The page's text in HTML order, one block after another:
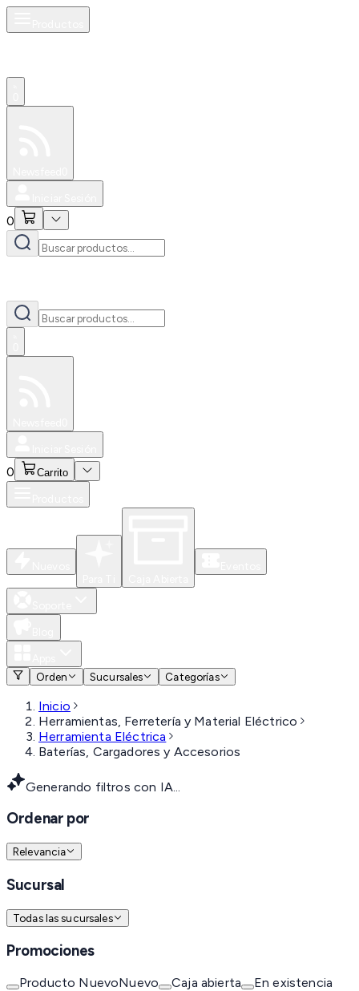
0
0 Carrito
Orden
Sucursales Categorías
Inicio
Herramientas, Ferretería y Material Eléctrico
Herramienta Eléctrica
Baterías, Cargadores y Accesorios
Generando filtros con IA...
Ordenar por
Relevancia
Sucursal
Todas las sucursales
Promociones
Producto NuevoNuevo Caja abierta En existencia